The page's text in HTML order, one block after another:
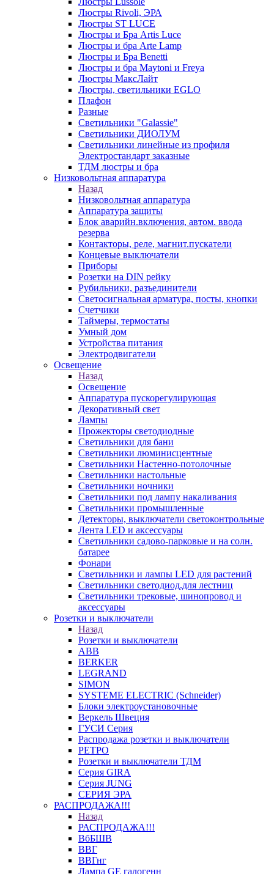
Люстры Rivoli, ЭРА
Люстры ST LUCE
Люстры и Бра Artis Luce
Люстры и бра Arte Lamp
Люстры и Бра Benetti
Люстры и бра Maytoni и Freya
Люстры МаксЛайт
Люстры, светильники EGLO
Плафон
Разные
Светильники "Galassie"
Светильники ДИОЛУМ
Светильники линейные из профиля
Электростандарт заказные
ТДМ люстры и бра
Низковольтная аппаратура
Назад
Низковольтная аппаратура
Аппаратура защиты
Блок аварийн.включения, автом. ввода
резерва
Контакторы, реле, магнит.пускатели
Концевые выключатели
Приборы
Розетки на DIN рейку
Рубильники, разъединители
Светосигнальная арматура, посты, кнопки
Счетчики
Таймеры, термостаты
Умный дом
Устройства питания
Электродвигатели
Освещение
Назад
Освещение
Аппаратура пускорегулирующая
Декоративный свет
Лампы
Прожекторы светодиодные
Светильники для бани
Светильники люминисцентные
Светильники Настенно-потолочные
Светильники настольные
Светильники ночники
Светильники под лампу накаливания
Светильники промышленные
Детекторы, выключатели светоконтрольные
Лента LED и аксессуары
Светильники садово-парковые и на солн.
батарее
Фонари
Светильники и лампы LED для растений
Светильники светодиод.для лестниц
Светильники трековые, шинопровод и
аксессуары
Розетки и выключатели
Назад
Розетки и выключатели
ABB
BERKER
LEGRAND
SIMON
SYSTEME ELECTRIC (Schneider)
Блоки электроустановочные
Веркель Швеция
ГУСИ Серия
Распродажа розетки и выключатели
РЕТРО
Розетки и выключатели ТДМ
Серия GIRA
Серия JUNG
СЕРИЯ ЭРА
РАСПРОДАЖА!!!
Назад
РАСПРОДАЖА!!!
ВбБШВ
ВВГ
ВВГнг
Лампа GE галогенн